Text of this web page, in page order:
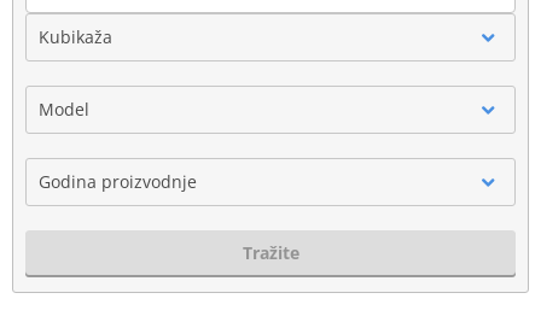
Kubikaža
Model
Godina proizvodnje
Tražite